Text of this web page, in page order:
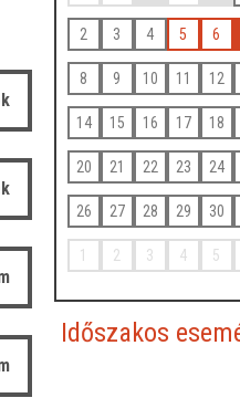
2 3 4 5 6
8 9 10 11 12
14 15 16 17 18
20 21 22 23 24
26 27 28 29 30
1 2 3 4 5
Időszakos